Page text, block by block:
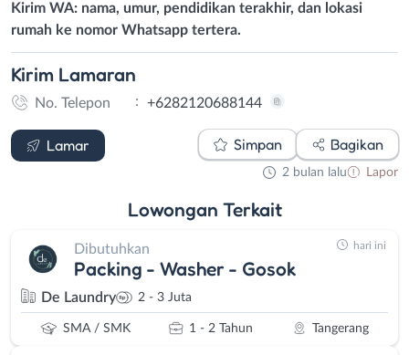
Kirim WA: nama, umur, pendidikan terakhir, dan lokasi
rumah ke nomor Whatsapp tertera.
Kirim Lamaran
No. Telepon : +6282120688144
Lamar
WhatsApp
Simpan Bagikan
2 bulan lalu Lapor
Lowongan Terkait
Dibutuhkan
Packing - Washer - Gosok
De Laundry 2 - 3 Juta
SMA / SMK 1 - 2 Tahun Tangerang
hari ini